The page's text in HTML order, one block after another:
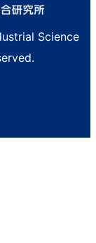
Science